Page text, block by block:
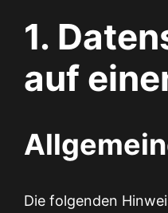
1.
auf
Die folgenden